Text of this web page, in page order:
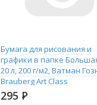
Бумага для рисования и
графики в папке
20 л, 200 г/м2, Ватман
Brauberg Art Class
295 Р